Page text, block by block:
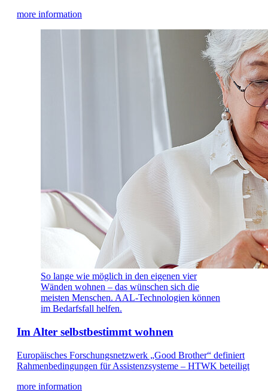
more information
So lange wie möglich in den eigenen vier
Wänden wohnen – das wünschen sich die
meisten Menschen. AAL-Technologien können
im Bedarfsfall helfen.
Im Alter selbstbestimmt wohnen
Europäisches Forschungsnetzwerk „Good Brother“ definiert
Rahmenbedingungen für Assistenzsysteme – HTWK beteiligt
more information